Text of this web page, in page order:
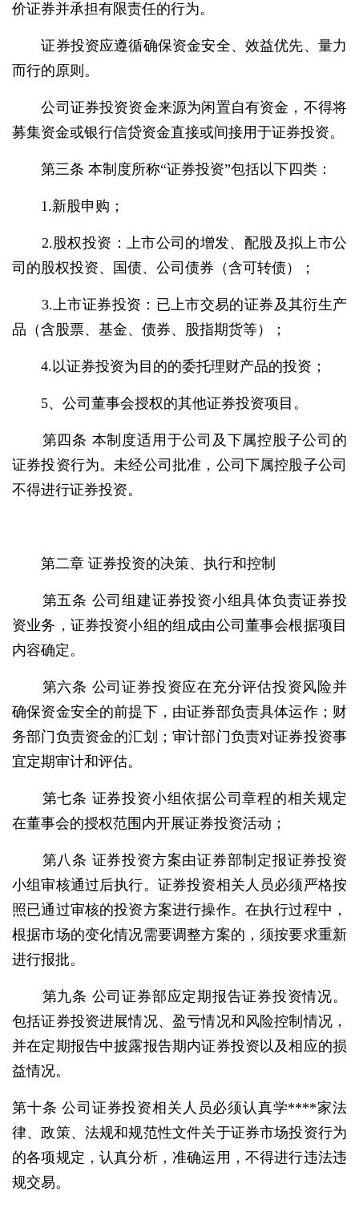
价证券并承担有限责任的行为。
证券投资应遵循确保资金安全、效益优先、量力
而行的原则。
公司证券投资资金来源为闲置自有资金，不得将
募集资金或银行信贷资金直接或间接用于证券投资。
第三条 本制度所称“证券投资”包括以下四类：
1.新股申购；
2.股权投资：上市公司的增发、配股及拟上市公
司的股权投资、国债、公司债券（含可转债）；
3.上市证券投资：已上市交易的证券及其衍生产
品（含股票、基金、债券、股指期货等）；
4.以证券投资为目的的委托理财产品的投资；
5、公司董事会授权的其他证券投资项目。
第四条 本制度适用于公司及下属控股子公司的
证券投资行为。未经公司批准，公司下属控股子公司
不得进行证券投资。
第二章 证券投资的决策、执行和控制
第五条 公司组建证券投资小组具体负责证券投
资业务，证券投资小组的组成由公司董事会根据项目
内容确定。
第六条 公司证券投资应在充分评估投资风险并
确保资金安全的前提下，由证券部负责具体运作；财
务部门负责资金的汇划；审计部门负责对证券投资事
宜定期审计和评估。
第七条 证券投资小组依据公司章程的相关规定
在董事会的授权范围内开展证券投资活动；
第八条 证券投资方案由证券部制定报证券投资
小组审核通过后执行。证券投资相关人员必须严格按
照已通过审核的投资方案进行操作。在执行过程中，
根据市场的变化情况需要调整方案的，须按要求重新
进行报批。
第九条 公司证券部应定期报告证券投资情况。
包括证券投资进展情况、盈亏情况和风险控制情况，
并在定期报告中披露报告期内证券投资以及相应的损
益情况。
第十条 公司证券投资相关人员必须认真学****家法
律、政策、法规和规范性文件关于证券市场投资行为
的各项规定，认真分析，准确运用，不得进行违法违
规交易。